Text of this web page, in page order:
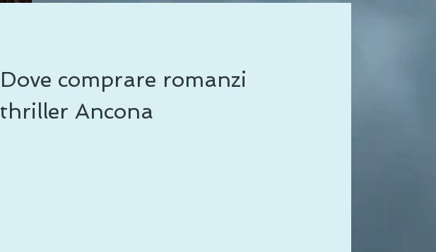
Dove comprare romanzi
thriller Ancona